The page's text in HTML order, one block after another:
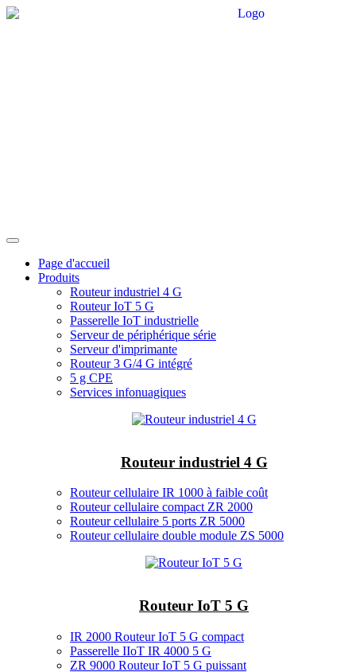
Page d'accueil
Produits
Routeur industriel 4 G
Routeur IoT 5 G
Passerelle IoT industrielle
Serveur de périphérique série
Serveur d'imprimante
Routeur 3 G/4 G intégré
5 g CPE
Services infonuagiques
Routeur industriel 4 G
Routeur cellulaire IR 1000 à faible coût
Routeur cellulaire compact ZR 2000
Routeur cellulaire 5 ports ZR 5000
Routeur cellulaire double module ZS 5000
Routeur IoT 5 G
IR 2000 Routeur IoT 5 G compact
Passerelle IIoT IR 4000 5 G
ZR 9000 Routeur IoT 5 G puissant